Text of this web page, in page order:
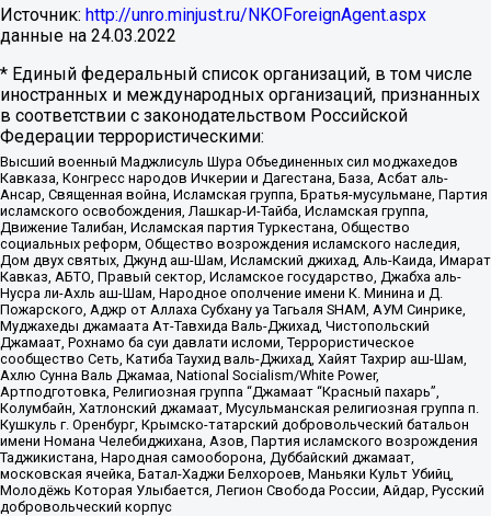
Источник: http://unro.minjust.ru/NKOForeignAgent.aspx
данные на 24.03.2022
* Единый федеральный список организаций, в том числе
иностранных и международных организаций, признанных
в соответствии с законодательством Российской
Федерации террористическими:
Высший военный Маджлисуль Шура Объединенных сил моджахедов
Кавказа, Конгресс народов Ичкерии и Дагестана, База, Асбат аль-
Ансар, Священная война, Исламская группа, Братья-мусульмане, Партия
исламского освобождения, Лашкар-И-Тайба, Исламская группа,
Движение Талибан, Исламская партия Туркестана, Общество
социальных реформ, Общество возрождения исламского наследия,
Дом двух святых, Джунд аш-Шам, Исламский джихад, Аль-Каида, Имарат
Кавказ, АБТО, Правый сектор, Исламское государство, Джабха аль-
Нусра ли-Ахль аш-Шам, Народное ополчение имени К. Минина и Д.
Пожарского, Аджр от Аллаха Субхану уа Тагьаля SHAM, АУМ Синрике,
Муджахеды джамаата Ат-Тавхида Валь-Джихад, Чистопольский
Джамаат, Рохнамо ба суи давлати исломи, Террористическое
сообщество Сеть, Катиба Таухид валь-Джихад, Хайят Тахрир аш-Шам,
Ахлю Сунна Валь Джамаа, National Socialism/White Power,
Артподготовка, Религиозная группа “Джамаат “Красный пахарь”,
Колумбайн, Хатлонский джамаат, Мусульманская религиозная группа п.
Кушкуль г. Оренбург, Крымско-татарский добровольческий батальон
имени Номана Челебиджихана, Азов, Партия исламского возрождения
Таджикистана, Народная самооборона, Дуббайский джамаат,
московская ячейка, Батал-Хаджи Белхороев, Маньяки Культ Убийц,
Молодёжь Которая Улыбается, Легион Свобода России, Айдар, Русский
добровольческий корпус